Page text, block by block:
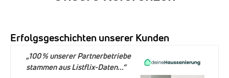
Erfolgsgeschichten unserer Kunden
„100 % unserer Partnerbetriebe
stammen aus Listflix-Daten...“